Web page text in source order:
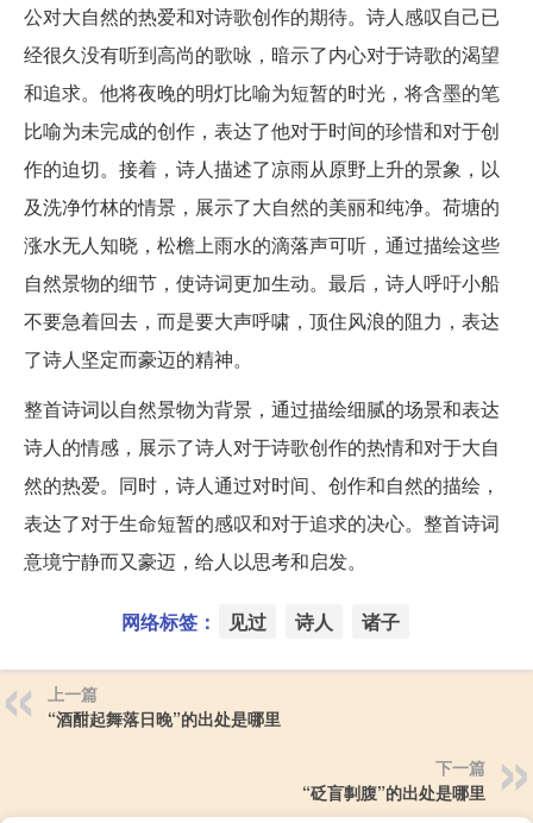
公对大自然的热爱和对诗歌创作的期待。诗人感叹自己已
经很久没有听到高尚的歌咏，暗示了内心对于诗歌的渴望
和追求。他将夜晚的明灯比喻为短暂的时光，将含墨的笔
比喻为未完成的创作，表达了他对于时间的珍惜和对于创
作的迫切。接着，诗人描述了凉雨从原野上升的景象，以
及洗净竹林的情景，展示了大自然的美丽和纯净。荷塘的
涨水无人知晓，松檐上雨水的滴落声可听，通过描绘这些
自然景物的细节，使诗词更加生动。最后，诗人呼吁小船
不要急着回去，而是要大声呼啸，顶住风浪的阻力，表达
了诗人坚定而豪迈的精神。
整首诗词以自然景物为背景，通过描绘细腻的场景和表达
诗人的情感，展示了诗人对于诗歌创作的热情和对于大自
然的热爱。同时，诗人通过对时间、创作和自然的描绘，
表达了对于生命短暂的感叹和对于追求的决心。整首诗词
意境宁静而又豪迈，给人以思考和启发。
网络标签： 见过 诗人 诸子
上一篇
“酒酣起舞落日晚”的出处是哪里
下一篇
“砭盲剚腹”的出处是哪里